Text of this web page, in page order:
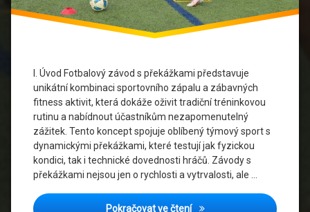
I. Úvod Fotbalový závod s překážkami představuje
unikátní kombinaci sportovního zápalu a zábavných
fitness aktivit, která dokáže oživit tradiční tréninkovou
rutinu a nabídnout účastníkům nezapomenutelný
zážitek. Tento koncept spojuje oblíbený týmový sport s
dynamickými překážkami, které testují jak fyzickou
kondici, tak i technické dovednosti hráčů. Závody s
překážkami nejsou jen o rychlosti a vytrvalosti, ale …
Pokračovat ve čteníFotbalový Závod s
aktivity
Sportovní
akce
Sportovní
Události
Sportovní
výkony
Sportovní